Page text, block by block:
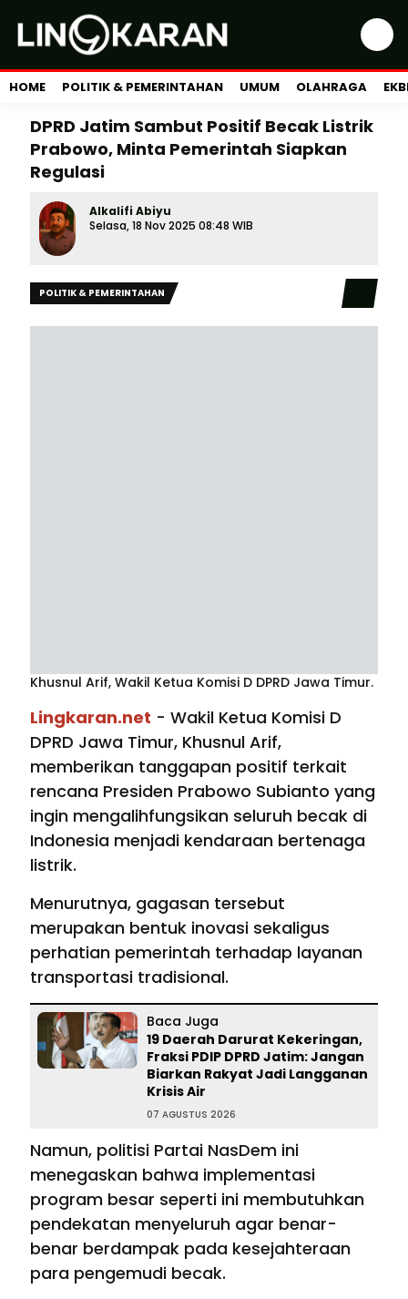
HOME POLITIK & PEMERINTAHAN UMUM OLAHRAGA
DPRD Jatim Sambut Positif Becak Listrik
Prabowo, Minta Pemerintah Siapkan
Regulasi
Alkalifi Abiyu
Selasa, 18 Nov 2025 08:48 WIB
POLITIK & PEMERINTAHAN
Khusnul Arif, Wakil Ketua Komisi D DPRD Jawa Timur.
Lingkaran.net - Wakil Ketua Komisi D
DPRD Jawa Timur, Khusnul Arif,
memberikan tanggapan positif terkait
rencana Presiden Prabowo Subianto yang
ingin mengalihfungsikan seluruh becak di
Indonesia menjadi kendaraan bertenaga
listrik.
Menurutnya, gagasan tersebut
merupakan bentuk inovasi sekaligus
perhatian pemerintah terhadap layanan
transportasi tradisional.
Baca Juga
19 Daerah Darurat Kekeringan,
Fraksi PDIP DPRD Jatim: Jangan
Biarkan Rakyat Jadi Langganan
Krisis Air
07 AGUSTUS 2026
Namun, politisi Partai NasDem ini
menegaskan bahwa implementasi
program besar seperti ini membutuhkan
pendekatan menyeluruh agar benar-
benar berdampak pada kesejahteraan
para pengemudi becak.